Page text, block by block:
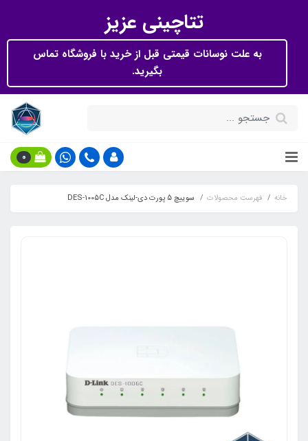
تتاچینی عزیز
به علت نوسانات قیمتی قبل از خرید با فروشگاه تماس
بگیرید.
0
خانه فهرست محصولات سوییچ 5 پورت دی-لینک مدل DES-1005C